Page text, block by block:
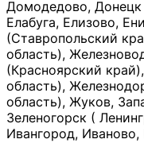
Домодедово,
Елабуга, Елизово,
(Ставропольский
область),
(Красноярский
область),
область), Жуков,
Зеленогорск (
Ивангород,